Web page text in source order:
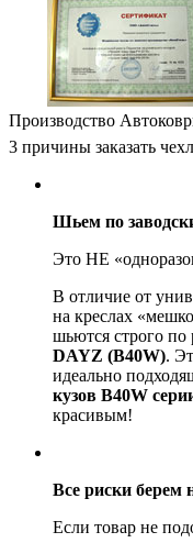
Производство
3 причины заказать
Шьем по
Это НЕ
В отличие от
на креслах
шьются строго
DAYZ (B40W).
идеально
кузов B40W
красивым!
Все риски берем
Если товар не